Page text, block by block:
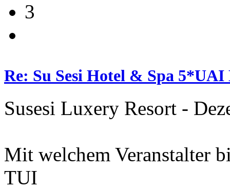
3
Re: Su Sesi Hotel & Spa 5*UAI
Susesi Luxery Resort -
Mit welchem Veranstalter
TUI